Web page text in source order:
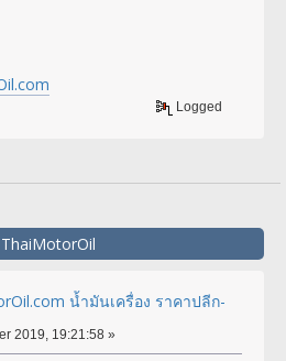
Logged
ThaiMotorOil
น้ำมันเครื่อง ราคาปลีก-
2019, 19:21:58 »